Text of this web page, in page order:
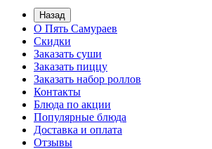
Назад
О Пять Самураев
Скидки
Заказать суши
Заказать пиццу
Заказать набор роллов
Контакты
Блюда по акции
Популярные блюда
Доставка и оплата
Отзывы